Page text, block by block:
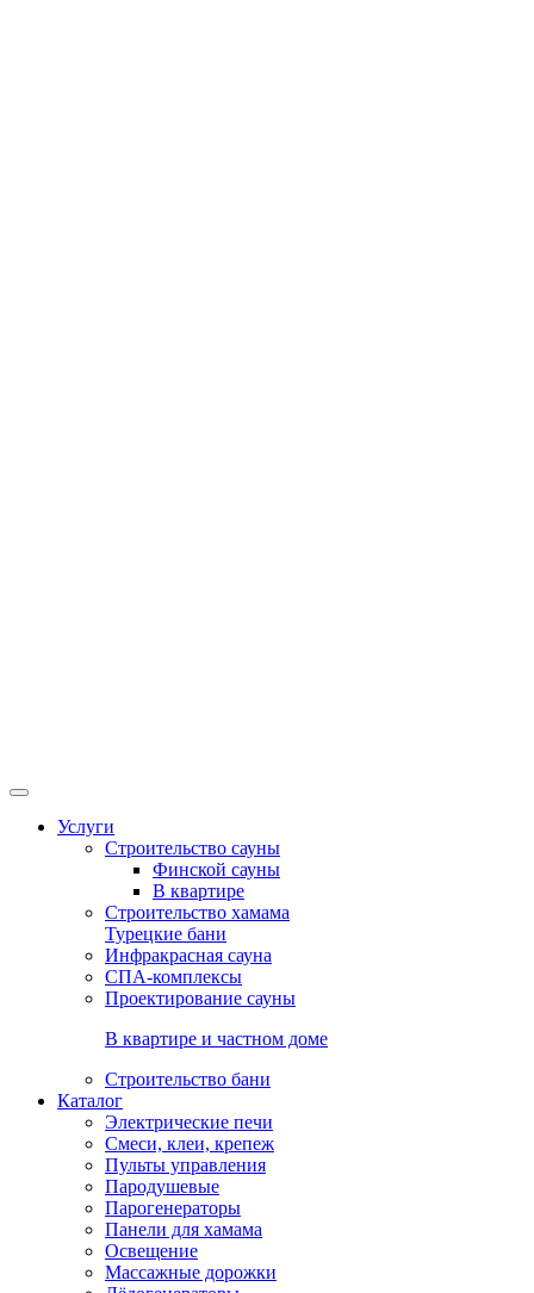
Услуги
Строительство сауны
Финской сауны
В квартире
Строительство хамама
Турецкие бани
Инфракрасная сауна
СПА-комплексы
Проектирование сауны
В квартире и частном доме
Строительство бани
Каталог
Электрические печи
Смеси, клеи, крепеж
Пульты управления
Пародушевые
Парогенераторы
Панели для хамама
Освещение
Массажные дорожки